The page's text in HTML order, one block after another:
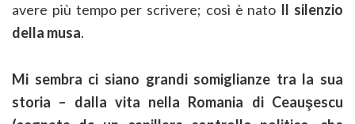
avere più tempo per scrivere; così è nato Il silenzio
della musa.
Mi sembra ci siano grandi somiglianze tra la sua
storia – dalla vita nella Romania di Ceauşescu